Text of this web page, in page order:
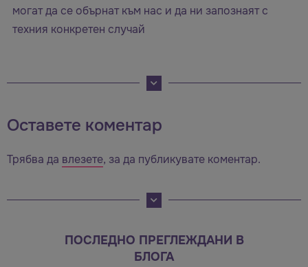
могат да се обърнат към нас и да ни запознаят с
техния конкретен случай
Оставете коментар
Трябва да влезете, за да публикувате коментар.
ПОСЛЕДНО ПРЕГЛЕЖДАНИ В
БЛОГА